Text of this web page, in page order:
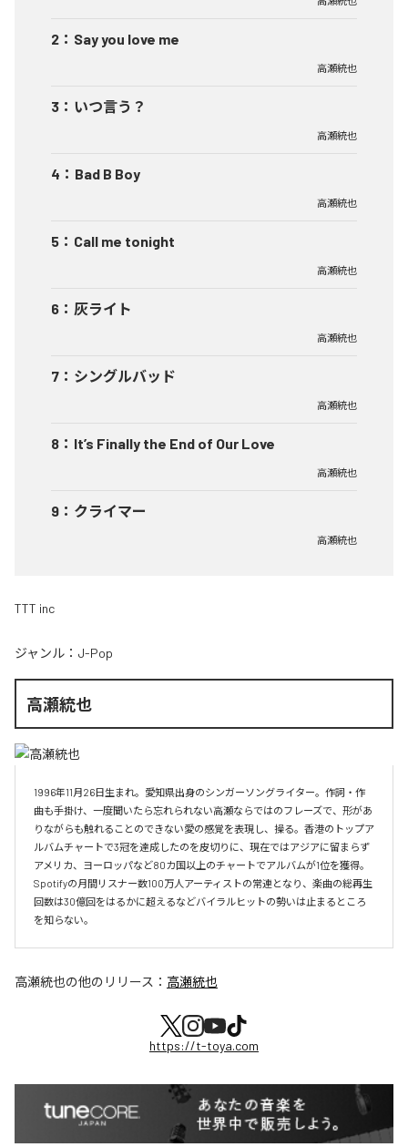
2 ： Say you love me
高瀬統也
3 ： いつ言う？
高瀬統也
4 ： Bad B Boy
高瀬統也
5 ： Call me tonight
高瀬統也
6 ： 灰ライト
高瀬統也
7 ： シングルバッド
高瀬統也
8 ： It’s Finally the End of Our Love
高瀬統也
9 ： クライマー
高瀬統也
TTT inc
ジャンル： J-Pop
高瀬統也
1996年11月26日生まれ。愛知県出身のシンガーソングライター。作詞・作
曲も手掛け、一度聞いたら忘れられない高瀬ならではのフレーズで、形があ
りながらも触れることのできない愛の感覚を表現し、操る。香港のトップア
ルバムチャートで3冠を達成したのを皮切りに、現在ではアジアに留まらず
アメリカ、ヨーロッパなど80カ国以上のチャートでアルバムが1位を獲得。
Spotifyの月間リスナー数100万人アーティストの常連となり、楽曲の総再生
回数は30億回をはるかに超えるなどバイラルヒットの勢いは止まるところ
を知らない。
高瀬統也の他のリリース： 高瀬統也
https://t-toya.com